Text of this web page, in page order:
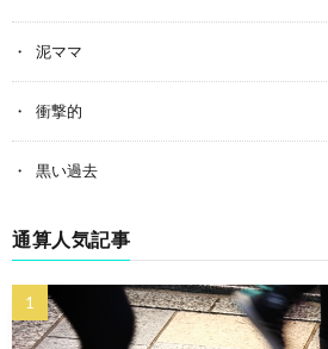
泥ママ
衝撃的
黒い過去
通算人気記事